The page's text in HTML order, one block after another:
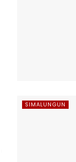
SIMALUNGUN